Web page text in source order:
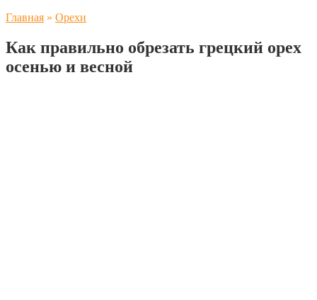
Главная » Орехи
Как правильно обрезать грецкий орех
осенью и весной